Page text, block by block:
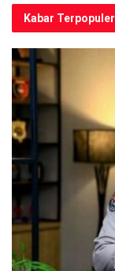
Kabar Terpopuler